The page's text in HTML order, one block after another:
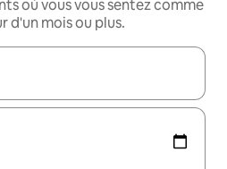
où vous vous sentez comme
d'un mois ou plus.
utilisez les flèches vers le